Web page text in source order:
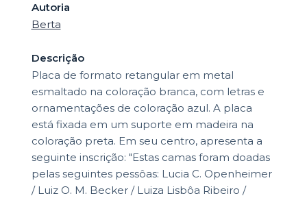
Autoria
Berta
Descrição
Placa de formato retangular em metal
esmaltado na coloração branca, com letras e
ornamentações de coloração azul. A placa
está fixada em um suporte em madeira na
coloração preta. Em seu centro, apresenta a
seguinte inscrição: "Estas camas foram doadas
pelas seguintes pessôas: Lucia C. Openheimer
/ Luiz O. M. Becker / Luiza Lisbôa Ribeiro /